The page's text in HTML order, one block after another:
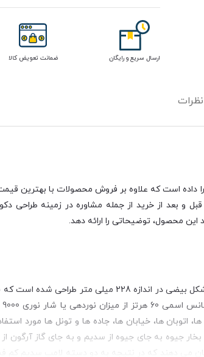
ارسال سریع و رایگان ضمانت تعویض کالا
نظرات
داده است که علاوه بر فروش محصولات با بهترین
و بعد از خرید از جمله مشاوره در زمینه طراحی
محصول، توضیحاتی را ارائه دهد.
پل ها، اتوبان ها، خیابان ها، جاده ها و تونل ها مورد
جیوه به جای جیوه از سدیم و به جای گاز آرگون
می دهند که در نتیجه به دو دسته لامپ سدیم کم